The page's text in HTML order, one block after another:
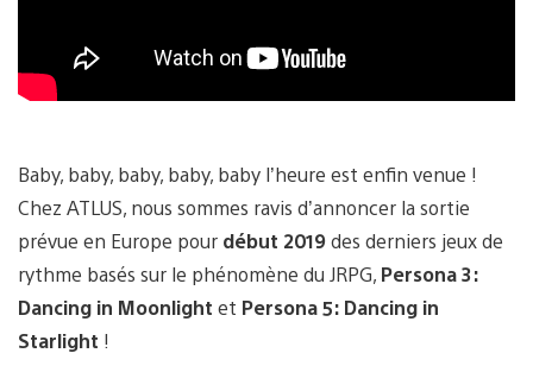
Baby, baby, baby, baby, baby l’heure est enfin venue !
Chez ATLUS, nous sommes ravis d’annoncer la sortie
prévue en Europe pour début 2019des derniers jeux de
rythme basés sur le phénomène du JRPG, Persona 3:
Dancing in Moonlight et Persona 5: Dancing in
Starlight !